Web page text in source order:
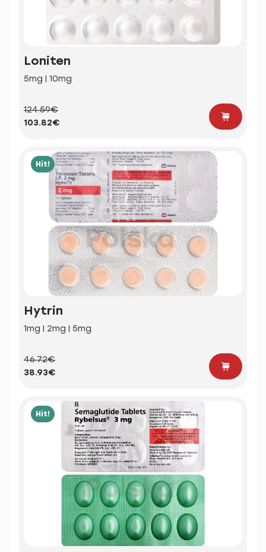
Loniten
5mg | 10mg
124.59€
103.82€
Hit!
Hytrin
1mg | 2mg | 5mg
46.72€
38.93€
Hit!